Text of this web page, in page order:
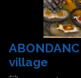
village